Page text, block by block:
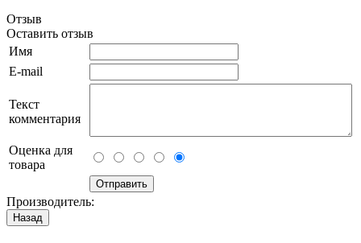
Отзыв
Оставить отзыв
Имя
E-mail
Текст
комментария
Оценка для
товара
Производитель: